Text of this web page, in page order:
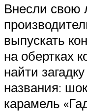
Внесли свою
выпускать
на обертках
найти
названия:
карамель